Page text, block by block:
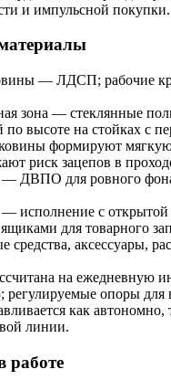
и импульсной покупки.
— ЛДСП; рабочие
зона — стеклянные
по высоте на стойках с
формируют
риск зацепов в
— ДВПО для ровного
исполнение с
для товарного
средства, аксессуары,
на ежедневную
регулируемые опоры для
как автономно,
линии.
работе